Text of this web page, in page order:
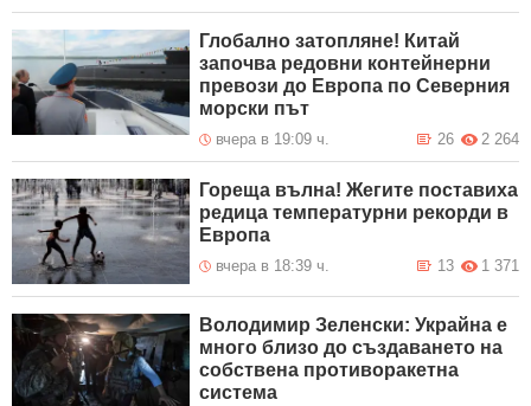
Глобално затопляне! Китай
започва редовни контейнерни
превози до Европа по Северния
морски път
вчера в 19:09 ч. 2 264
26
Гореща вълна! Жегите поставиха
редица температурни рекорди в
Европа
вчера в 18:39 ч. 1 371
13
Володимир Зеленски: Украйна е
много близо до създаването на
собствена противоракетна
система